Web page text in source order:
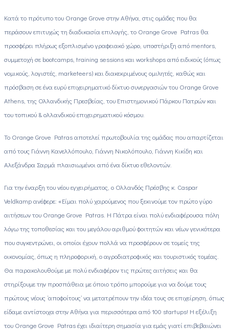
Κατά το πρότυπο του Orange Grove στην Αθήνα, στις ομάδες που θα
περάσουν επιτυχώς τη διαδικασία επιλογής, το Orange Grove Patras θα
προσφέρει πλήρως εξοπλισμένο γραφειακό χώρο, υποστήριξη από mentors,
συμμετοχή σε bootcamps, training sessions και workshops από ειδικούς (όπως
νομικούς, λογιστές, marketeers) και διακεκριμένους ομιλητές, καθώς και
πρόσβαση σε ένα ευρύ επιχειρηματικό δίκτυο συνεργασιών του Orange Grove
Athens, της Ολλανδικής Πρεσβείας, του Επιστημονικού Πάρκου Πατρών και
του τοπικού & ολλανδικού επιχειρηματικού κόσμου.
Το Orange Grove Patras αποτελεί πρωτοβουλία της ομάδας που απαρτίζεται
από τους Γιάννη Κανελλόπουλο, Γιάννη Νικολόπουλο, Γιάννη Κικίδη και
Αλεξάνδρα Σαρμά πλαισιωμένοι από ένα δίκτυο εθελοντών.
Για την έναρξη του νέου εγχειρήματος, ο Ολλανδός Πρέσβης κ. Caspar
Veldkamp ανέφερε: «Είμαι πολύ χαρούμενος που ξεκινούμε τον πρώτο γύρο
αιτήσεων του Orange Grove Patras. Η Πάτρα είναι πολύ ενδιαφέρουσα πόλη
λόγω της τοποθεσίας και του μεγάλου αριθμού φοιτητών και νέων γενικότερα
που συγκεντρώνει, οι οποίοι έχουν πολλά να προσφέρουν σε τομείς της
οικονομίας, όπως η πληροφορική, ο αγροδιατροφικός και τουριστικός τομέας.
Θα παρακολουθούμε με πολύ ενδιαφέρον τις πρώτες αιτήσεις και θα
στηρίξουμε την προσπάθεια με όποιο τρόπο μπορούμε για να δούμε τους
πρώτους νέους ‘αποφοίτους’ να μετατρέπουν την ιδέα τους σε επιχείρηση, όπως
είδαμε αντίστοιχα στην Αθήνα για περισσότερα από 100 startups! Η εξέλιξη
του Orange Grove Patras έχει ιδιαίτερη σημασία για εμάς γιατί επιβεβαιώνει